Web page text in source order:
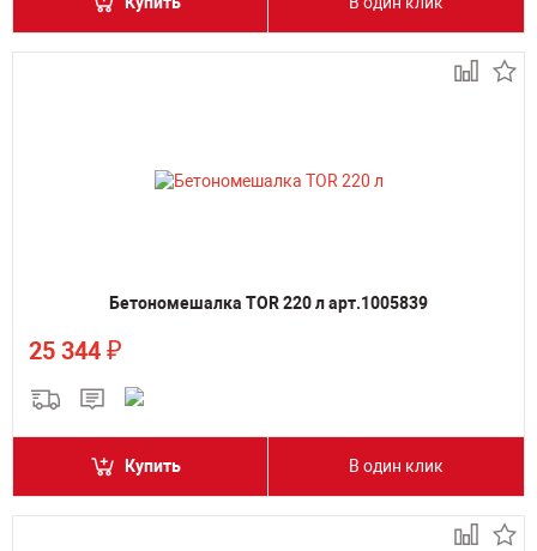
Бетономешалка TOR 220 л арт.1005839
25 344 ₽
Купить В один клик